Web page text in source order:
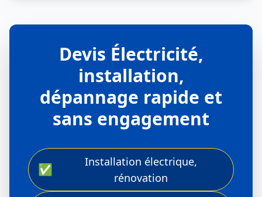
Devis Électricité,
installation,
dépannage rapide et
sans engagement
✅
Installation électrique,
rénovation